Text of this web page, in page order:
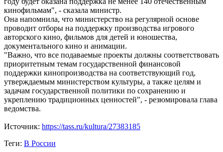
кинофильмам", - сказала министр.
Она напомнила, что министерство на регулярной основе
проводит отборы на поддержку производства игрового
авторского кино, фильмов для детей и юношества,
документального кино и анимации.
"Важно, что все подаваемые проекты должны соответствовать
приоритетным темам государственной финансовой
поддержки кинопроизводства на соответствующий год,
утверждаемым министерством культуры, а также целям и
задачам государственной политики по сохранению и
укреплению традиционных ценностей", - резюмировала глава
ведомства.
Источник: https://tass.ru/kultura/27383185
Теги: В России